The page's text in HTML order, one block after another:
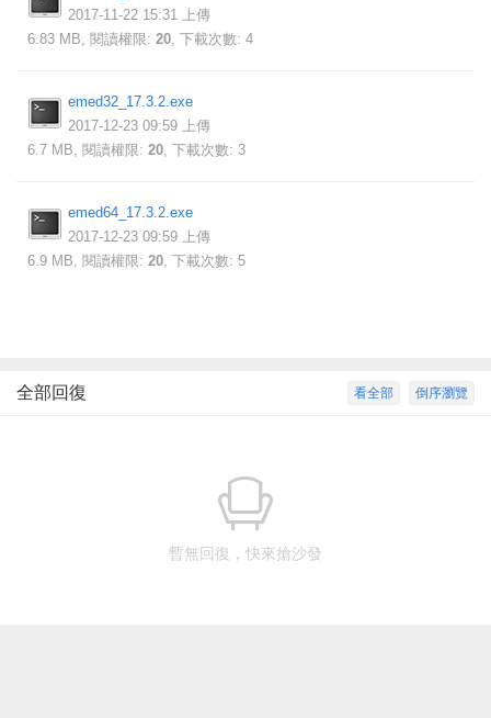
2017-11-22 15:31 上傳
6.83 MB, 閱讀權限: 20, 下載次數: 4
emed32_17.3.2.exe
2017-12-23 09:59 上傳
6.7 MB, 閱讀權限: 20, 下載次數: 3
emed64_17.3.2.exe
2017-12-23 09:59 上傳
6.9 MB, 閱讀權限: 20, 下載次數: 5
倒序瀏覽
看全部
全部回復
暫無回復，快來搶沙發